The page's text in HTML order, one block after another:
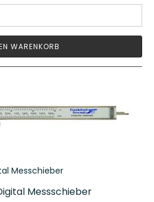
WARENKORB
Messchieber
Messschieber